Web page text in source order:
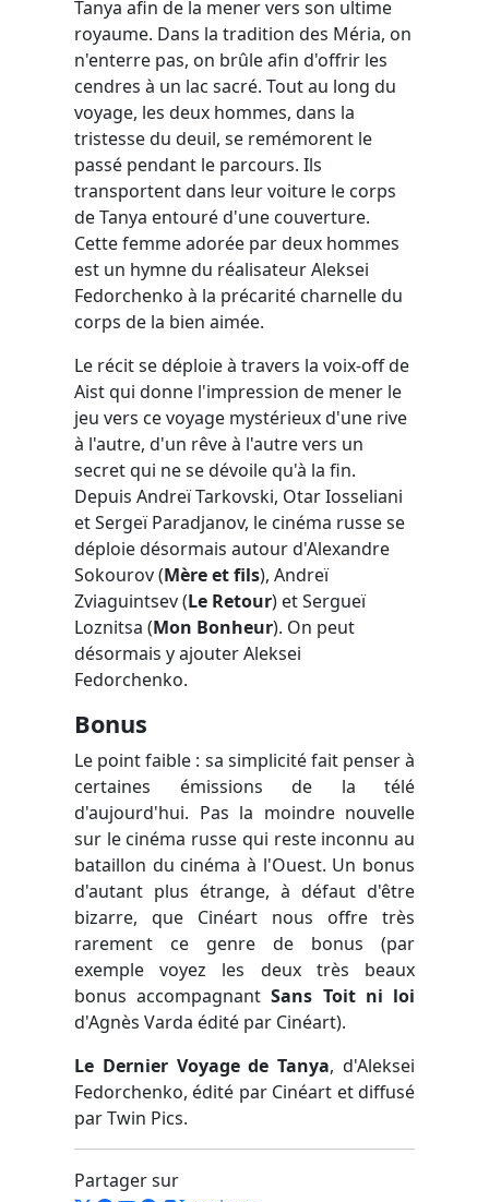
Tanya afin de la mener vers son ultime
royaume. Dans la tradition des Méria, on
n'enterre pas, on brûle afin d'offrir les
cendres à un lac sacré. Tout au long du
voyage, les deux hommes, dans la
tristesse du deuil, se remémorent le
passé pendant le parcours. Ils
transportent dans leur voiture le corps
de Tanya entouré d'une couverture.
Cette femme adorée par deux hommes
est un hymne du réalisateur Aleksei
Fedorchenko à la précarité charnelle du
corps de la bien aimée.
Le récit se déploie à travers la voix-off de
Aist qui donne l'impression de mener le
jeu vers ce voyage mystérieux d'une rive
à l'autre, d'un rêve à l'autre vers un
secret qui ne se dévoile qu'à la fin.
Depuis Andreï Tarkovski, Otar Iosseliani
et Sergeï Paradjanov, le cinéma russe se
déploie désormais autour d'Alexandre
Sokourov (Mère et fils), Andreï
Zviaguintsev (Le Retour) et Sergueï
Loznitsa (Mon Bonheur). On peut
désormais y ajouter Aleksei
Fedorchenko.
Bonus
Le point faible : sa simplicité fait penser à
certaines émissions de la télé
d'aujourd'hui. Pas la moindre nouvelle
sur le cinéma russe qui reste inconnu au
bataillon du cinéma à l'Ouest. Un bonus
d'autant plus étrange, à défaut d'être
bizarre, que Cinéart nous offre très
rarement ce genre de bonus (par
exemple voyez les deux très beaux
bonus accompagnantSans Toit ni loi
d'Agnès Varda édité par Cinéart).
Le Dernier Voyage de Tanya, d'Aleksei
Fedorchenko, édité par Cinéart et diffusé
par Twin Pics.
Partager sur